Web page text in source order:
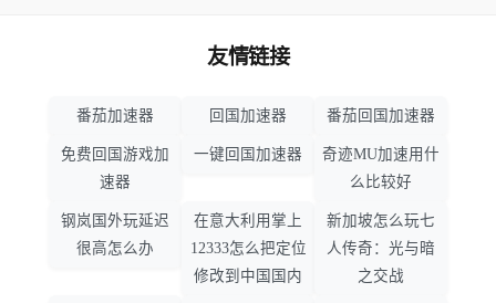
友情链接
番茄加速器 回国加速器 番茄回国加速器
免费回国游戏加
速器
一键回国加速器
奇迹MU加速用什
么比较好
钢岚国外玩延迟
很高怎么办
在意大利用掌上
12333怎么把定位
修改到中国国内
新加坡怎么玩七
人传奇：光与暗
之交战